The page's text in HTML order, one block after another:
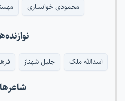
محمودی خوانساری
اسدالله ملک جلیل شهناز